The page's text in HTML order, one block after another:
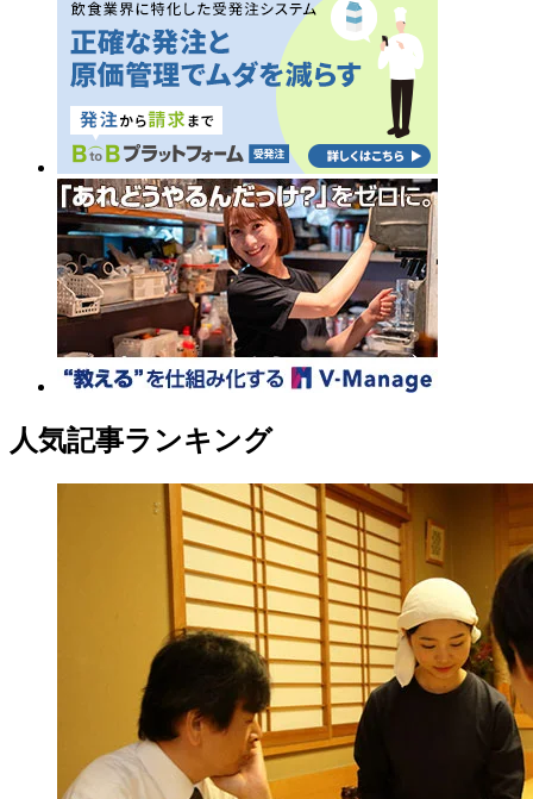
人気記事ランキング